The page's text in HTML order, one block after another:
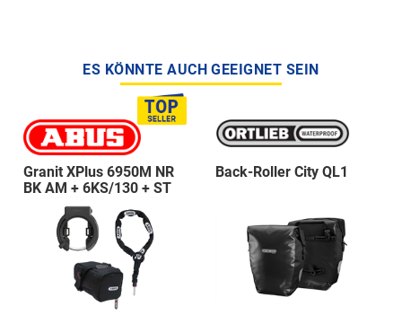
ES KÖNNTE AUCH GEEIGNET SEIN
Granit XPlus 6950M NR
BK AM + 6KS/130 + ST
Back-Roller City QL1